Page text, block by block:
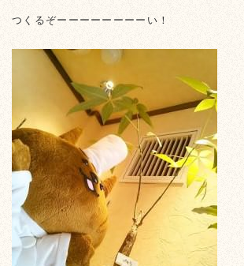
つくるぞーーーーーーーーい！